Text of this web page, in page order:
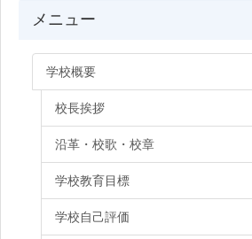
メニュー
学校概要
校長挨拶
沿革・校歌・校章
学校教育目標
学校自己評価